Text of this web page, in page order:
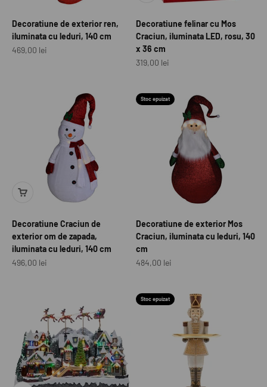
Decoratiune de exterior ren,
iluminata cu leduri, 140 cm
Preț redus
469,00 lei
Decoratiune felinar cu Mos
Craciun, iluminata LED, rosu, 30
x 36 cm
Preț redus
319,00 lei
Decoratiune Craciun de
exterior om de zapada,
iluminata cu leduri, 140 cm
Preț redus
496,00 lei
Stoc epuizat
Decoratiune de exterior Mos
Craciun, iluminata cu leduri, 140
cm
Preț redus
484,00 lei
Stoc epuizat